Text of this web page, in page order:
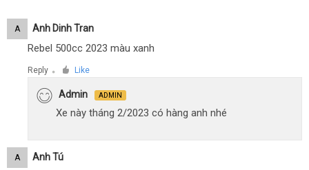
A Anh Dinh Tran
Rebel 500cc 2023 màu xanh
Reply ● Like
Admin ADMIN
Xe này tháng 2/2023 có hàng anh nhé
A Anh Tú